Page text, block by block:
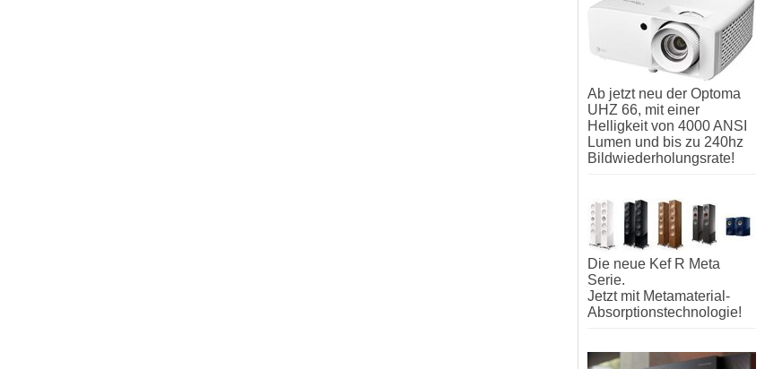
Ab jetzt neu der Optoma
UHZ 66, mit einer
Helligkeit von 4000 ANSI
Lumen und bis zu 240hz
Bildwiederholungsrate!
Die neue Kef R Meta
Serie.
Jetzt mit Metamaterial-
Absorptionstechnologie!